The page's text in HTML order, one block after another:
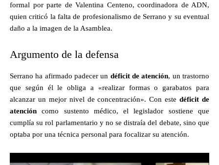
formal por parte de Valentina Centeno, coordinadora de ADN,
quien criticó la falta de profesionalismo de Serrano y su eventual
daño a la imagen de la Asamblea.
Argumento de la defensa
Serrano ha afirmado padecer un déficit de atención, un trastorno
que según él le obliga a «realizar formas o garabatos para
alcanzar un mejor nivel de concentración». Con estedéficit de
atención como sustento médico, el legislador sostiene que
cumplía su rol parlamentario y no se distraía del debate, sino que
optaba por una técnica personal para focalizar su atención.